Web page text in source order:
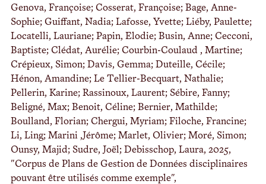
Genova, Françoise; Cosserat, Françoise; Bage, Anne-
Sophie; Guiffant, Nadia; Lafosse, Yvette; Liéby, Paulette;
Locatelli, Lauriane; Papin, Elodie; Busin, Anne; Cecconi,
Baptiste; Clédat, Aurélie; Courbin-Coulaud , Martine;
Crépieux, Simon; Davis, Gemma; Duteille, Cécile;
Hénon, Amandine; Le Tellier-Becquart, Nathalie;
Pellerin, Karine; Rassinoux, Laurent; Sébire, Fanny;
Beligné, Max; Benoit, Céline; Bernier, Mathilde;
Boulland, Florian; Chergui, Myriam; Filoche, Francine;
Li, Ling; Marini ,Jérôme; Marlet, Olivier; Moré, Simon;
Ounsy, Majid; Sudre, Joël; Debisschop, Laura, 2025,
"Corpus de Plans de Gestion de Données disciplinaires
pouvant être utilisés comme exemple",